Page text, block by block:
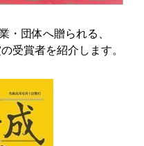
団体へ贈られる、
受賞者を紹介します。